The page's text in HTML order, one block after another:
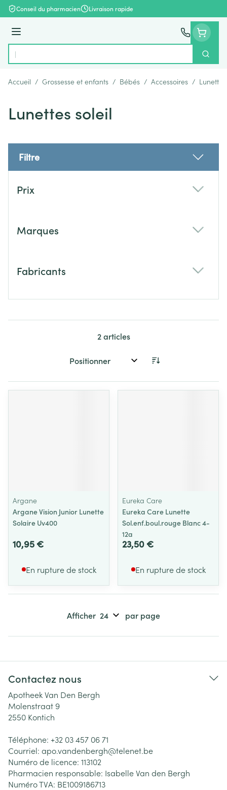
Aller au contenu
Conseil du pharmacien Livraison rapide
Menu
Rechercher
Accueil / Grossesse et enfants / Bébés / Accessoires /
Lunettes soleil
Filtre
Prix
Marques
Fabricants
2articles
Trier par:
Argane
Argane Vision Junior Lunette
Solaire Uv400
10,95 €
En rupture de stock
Eureka Care
Eureka Care Lunette
Sol.enf.boul.rouge Blanc 4-
12a
23,50 €
En rupture de stock
Afficher par page
Contactez nous
Apotheek Van Den Bergh
Molenstraat 9
2550 Kontich
Téléphone: +32 03 457 06 71
Courriel: apo.vandenbergh@telenet.be
Numéro de licence: 113102
Pharmacien responsable: Isabelle Van den Bergh
Numéro TVA: BE1009186713